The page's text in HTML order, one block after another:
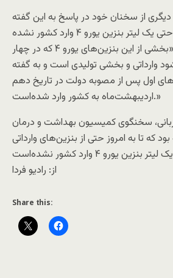
از سخنان خود در پاسخ به این گفته
نمایندگان مجلس که حتی یک لیتر بنزین یورو ۴ وارد کشور نشده
خاطرنشان کرد: «بخشی از این بنزین‌های یورو ۴ که در چهار
وارداتی و بخشی تولیدی است و به گفته
اول پس از مصوبه دولت در تاریخ دهم
اردیبهشت‌ماه به کشور وارد شده‌است.»
سخنگوی کمیسیون بهداشت و درمان
۱۳۹۳ گفته بود که تا به امروز حتی از بنزین‌های وارداتی
از: راديو فردا
Share this: